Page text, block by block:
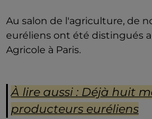
Au salon de l'agriculture, de
euréliens ont été distingués
Agricole à Paris.
À lire aussi : Déjà huit
producteurs euréliens